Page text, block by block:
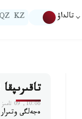
تالداۋ KZ
QZ
10:06, 09 تامىز 2026
ەجەلگى